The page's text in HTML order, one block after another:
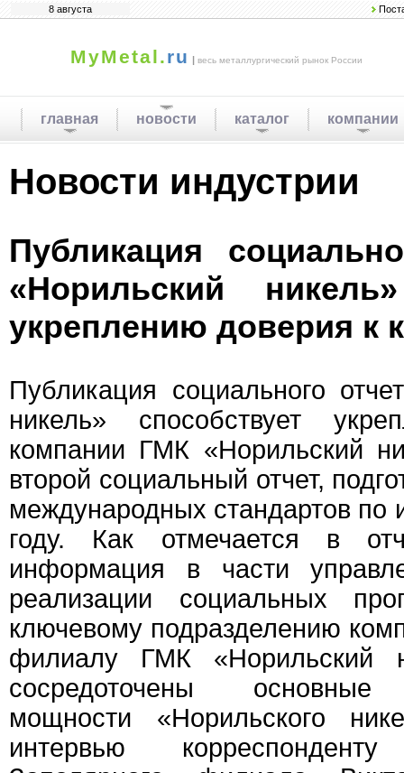
8 августа
MyMetal.ru | весь металлургический рынок России
главная новости каталог компании
Новости индустрии
Публикация
«Норильский
укреплению доверия к
Публикация социального
никель» способствует
компании ГМК «Норильский
второй социальный отчет,
международных стандартов по
году. Как отмечается в
информация в части
реализации социальных
ключевому подразделению
филиалу ГМК «Норильский
сосредоточены основные
мощности «Норильского
интервью